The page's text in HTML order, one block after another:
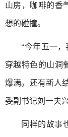
山房，咖啡的香
想的碰撞。
“今年五一
穿越特色的山洞
爆满。还有新人
委副书记刘一夫
同样的故事